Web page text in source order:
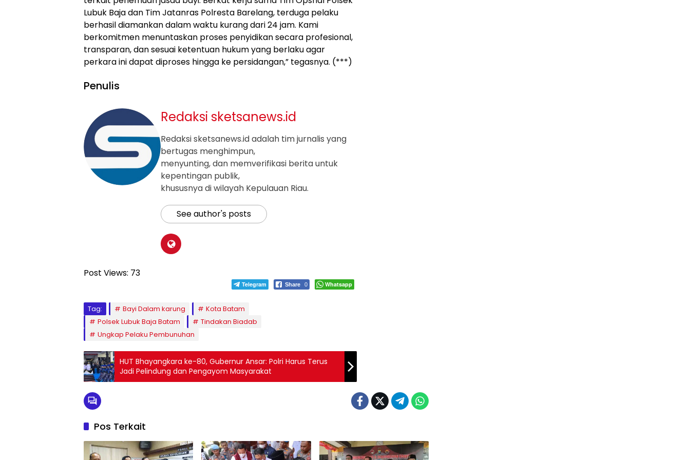
Lubuk Baja dan Tim Jatanras Polresta Barelang, terduga pelaku
berhasil diamankan dalam waktu kurang dari 24 jam. Kami
berkomitmen menuntaskan proses penyidikan secara profesional,
transparan, dan sesuai ketentuan hukum yang berlaku agar
perkara ini dapat diproses hingga ke persidangan,” tegasnya. (***)
Penulis
Redaksi sketsanews.id
Redaksi sketsanews.id adalah tim jurnalis yang
bertugas menghimpun,
menyunting, dan memverifikasi berita untuk
kepentingan publik,
khususnya di wilayah Kepulauan Riau.
See author's posts
Post Views: 73
Telegram Share 0 Whatsapp
Tag: Bayi Dalam karung
Kota Batam
Polsek Lubuk Baja Batam
Tindakan Biadab
Ungkap Pelaku Pembunuhan
HUT Bhayangkara ke-80, Gubernur Ansar: Polri Harus Terus
Jadi Pelindung dan Pengayom Masyarakat
Pos Terkait